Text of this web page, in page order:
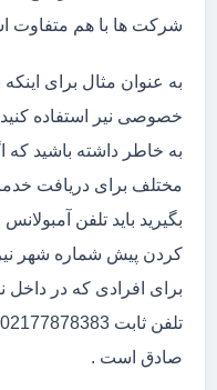
شرکت ها با هم متفاوت
به عنوان مثال برای
خصوصی نیر استفاده کنید
به خاطر داشته باشید که
مختلف برای دریافت
کردن پیش شماره شهر
برای افرادی که در داخل
صادق است .